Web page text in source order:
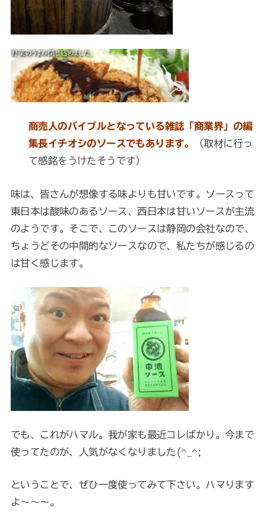
商売人のバイブルとなっている雑誌「商業界」の編
集長イチオシのソースでもあります。
（取材に行っ
て感銘をうけたそうです）
味は、皆さんが想像する味よりも甘いです。ソースって
東日本は酸味のあるソース、西日本は甘いソースが主流
のようです。そこで、このソースは静岡の会社なので、
ちょうどその中間的なソースなので、私たちが感じるの
は甘く感じます。
でも、これがハマル。我が家も最近コレばかり。今まで
使ってたのが、人気がなくなりました(^_^;
ということで、ぜひ一度使ってみて下さい。ハマります
よ～～～。